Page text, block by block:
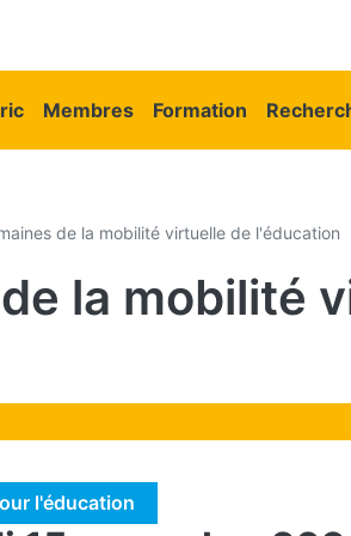
principale
Membres Formation
de la mobilité virtuelle de l'éducation
la mobilité
l'éducation